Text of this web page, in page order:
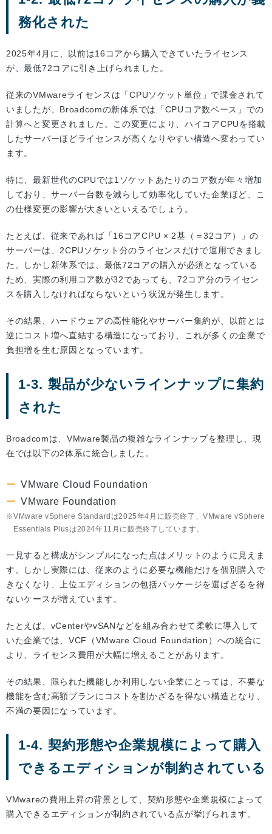
務化された
2025年4月に、以前は16コアから購入できていたライセンス
が、最低72コアに引き上げられました。
従来のVMwareライセンスは「CPUソケット単位」で課金されて
いましたが、Broadcomの新体系では「CPUコア数ベース」での
計算へと変更されました。この変更により、ハイコアCPUを搭載
したサーバーほどライセンスが高くなりやすい構造へ変わってい
ます。
特に、最新世代のCPUでは1ソケットあたりのコア数が年々増加
しており、サーバー台数を減らして効率化していた企業ほど、こ
の仕様変更の影響が大きいといえるでしょう。
たとえば、従来であれば「16コアCPU × 2基（＝32コア）」の
サーバーは、2CPUソケット分のライセンスだけで運用できまし
た。しかし新体系では、最低72コアの購入が必須となっている
ため、実際の利用コア数が32であっても、72コア分のライセン
スを購入しなければならないという状況が発生します。
その結果、ハードウェアの高性能化やサーバー集約が、以前とは
逆にコスト増へ直結する構造になっており、これが多くの企業で
負担増を生む原因となっています。
1-3. 製品が少ないラインナップに集約
された
Broadcomは、VMware製品の複雑なラインナップを整理し、現
在では以下の2体系に統合しました。
VMware Cloud Foundation
VMware Foundation
VMware vSphere Standardは2025年4月に販売終了、VMware vSphere
Essentials Plusは2024年11月に販売終了しています。
一見すると構成がシンプルになった点はメリットのように見えま
す。しかし実際には、従来のように必要な機能だけを個別購入で
きなくなり、上位エディションの包括パッケージを選ばざるを得
ないケースが増えています。
たとえば、vCenterやvSANなどを組み合わせて柔軟に導入して
いた企業では、VCF（VMware Cloud Foundation）への統合に
より、ライセンス費用が大幅に増えることがあります。
その結果、限られた機能しか利用しない企業にとっては、不要な
機能を含む高額プランにコストを割かざるを得ない構造となり、
不満の要因になっています。
1-4. 契約形態や企業規模によって購入
できるエディションが制約されている
VMwareの費用上昇の背景として、契約形態や企業規模によって
購入できるエディションが制約されている点が挙げられます。